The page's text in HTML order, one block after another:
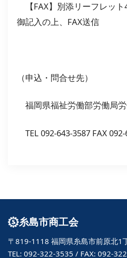
【FAX】別添リーフレッ
御記入の上、FAX送信
（申込・問合せ先）
福岡県福祉労働部労働局
TEL 092-643-3587 FAX
糸島市商工会
〒819-1118 福岡県糸島市前原北1
TEL: 092-322-3535 / FAX: 092-